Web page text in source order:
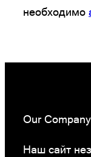
необходимо
Our Company
Наш сайт